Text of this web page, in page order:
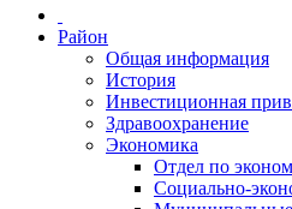
Район
Общая информация
История
Инвестиционная
Здравоохранение
Экономика
Отдел по
Социально-